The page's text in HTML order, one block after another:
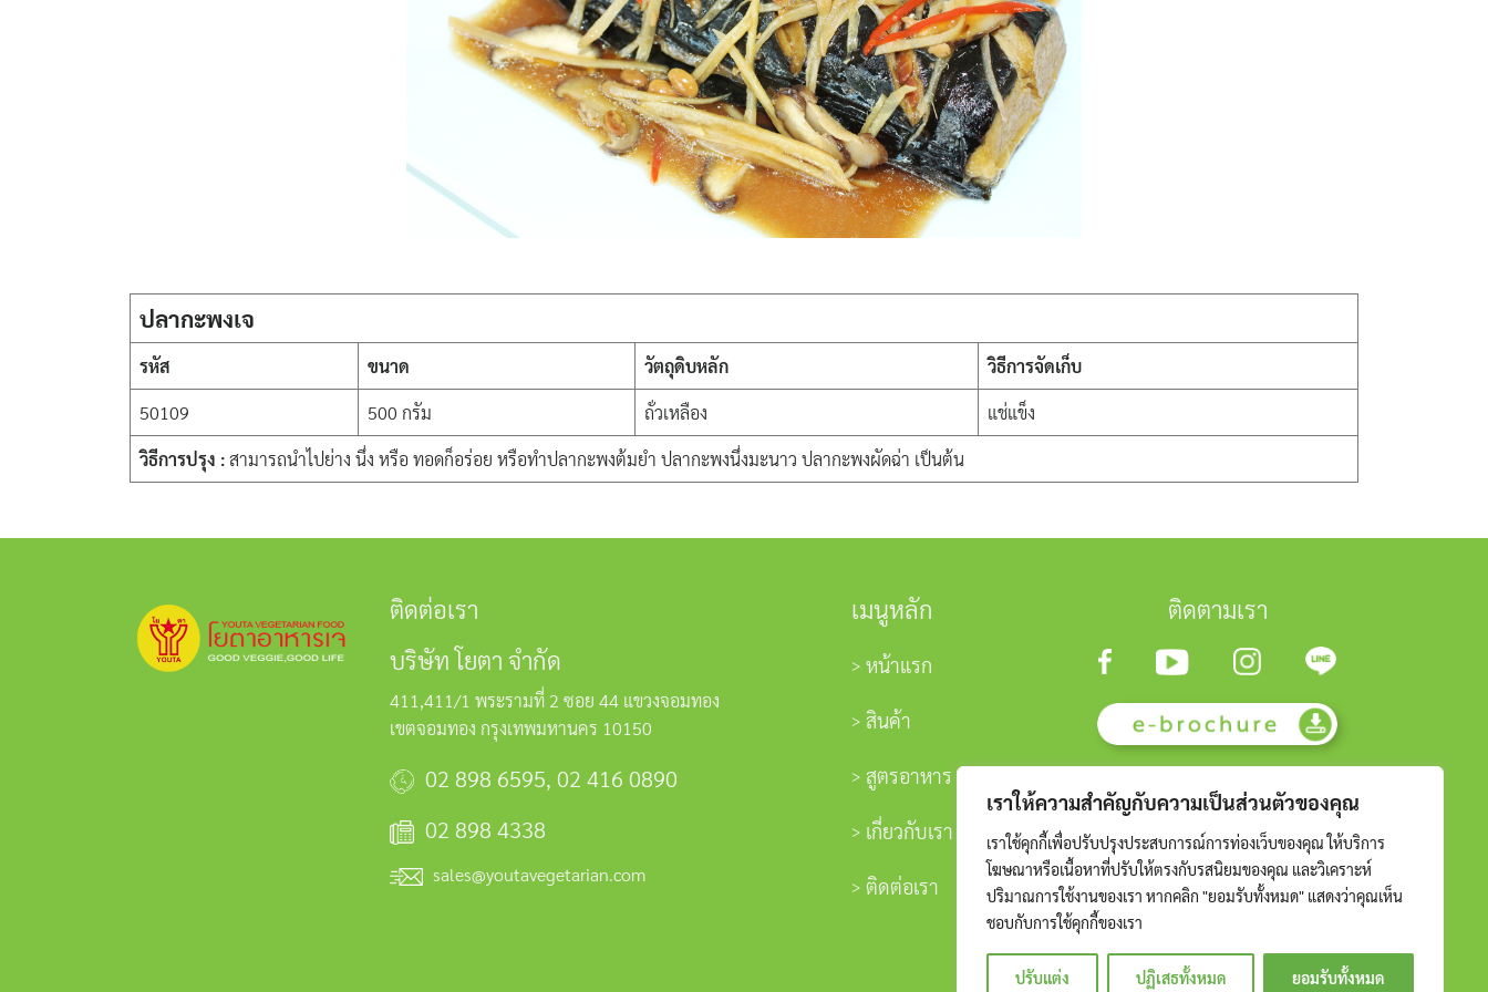
เราให้ความสำคัญกับความเป็นส่วนตัวของคุณ
เราใช้คุกกี้เพื่อปรับปรุงประสบการณ์การท่องเว็บของคุณ ให้บริการ
โฆษณาหรือเนื้อหาที่ปรับให้ตรงกับรสนิยมของคุณ และวิเคราะห์
ปริมาณการใช้งานของเรา หากคลิก "ยอมรับทั้งหมด" แสดงว่าคุณเห็น
ชอบกับการใช้คุกกี้ของเรา
ปรับแต่ง ปฏิเสธทั้งหมด ยอมรับทั้งหมด
ปลากะพงเจ
รหัส ขนาด วัตถุดิบหลัก
วิธีการจัดเก็บ
50109
500 กรัม ถั่วเหลือง
แช่แข็ง
วิธีการปรุง :สามารถนำไปย่าง นึ่ง หรือ ทอดก็อร่อย หรือทำปลากะพงต้มยำ ปลากะพงนึ่งมะนาว ปลากะพงผัดฉ่า เป็นต้น
ติดต่อเรา
บริษัท โยตา จำกัด
411,411/1 พระรามที่ 2 ซอย 44 แขวงจอมทอง
เขตจอมทอง กรุงเทพมหานคร 10150
02 898 6595, 02 416 0890
02 898 4338
sales@youtavegetarian.com
เมนูหลัก
หน้าแรก
สินค้า
สูตรอาหาร
เกี่ยวกับเรา
ติดต่อเรา
ติดตามเรา